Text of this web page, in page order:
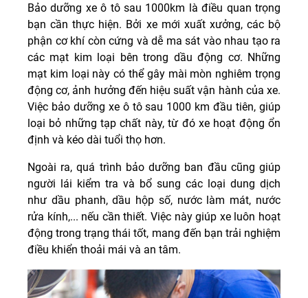
Bảo dưỡng xe ô tô sau 1000km là điều quan trọng
bạn cần thực hiện. Bởi xe mới xuất xưởng, các bộ
phận cơ khí còn cứng và dễ ma sát vào nhau tạo ra
các mạt kim loại bên trong dầu động cơ. Những
mạt kim loại này có thể gây mài mòn nghiêm trọng
động cơ, ảnh hưởng đến hiệu suất vận hành của xe.
Việc bảo dưỡng xe ô tô sau 1000 km đầu tiên, giúp
loại bỏ những tạp chất này, từ đó xe hoạt động ổn
định và kéo dài tuổi thọ hơn.
Ngoài ra, quá trình bảo dưỡng ban đầu cũng giúp
người lái kiểm tra và bổ sung các loại dung dịch
như dầu phanh, dầu hộp số, nước làm mát, nước
rửa kính,... nếu cần thiết. Việc này giúp xe luôn hoạt
động trong trạng thái tốt, mang đến bạn trải nghiệm
điều khiển thoải mái và an tâm.